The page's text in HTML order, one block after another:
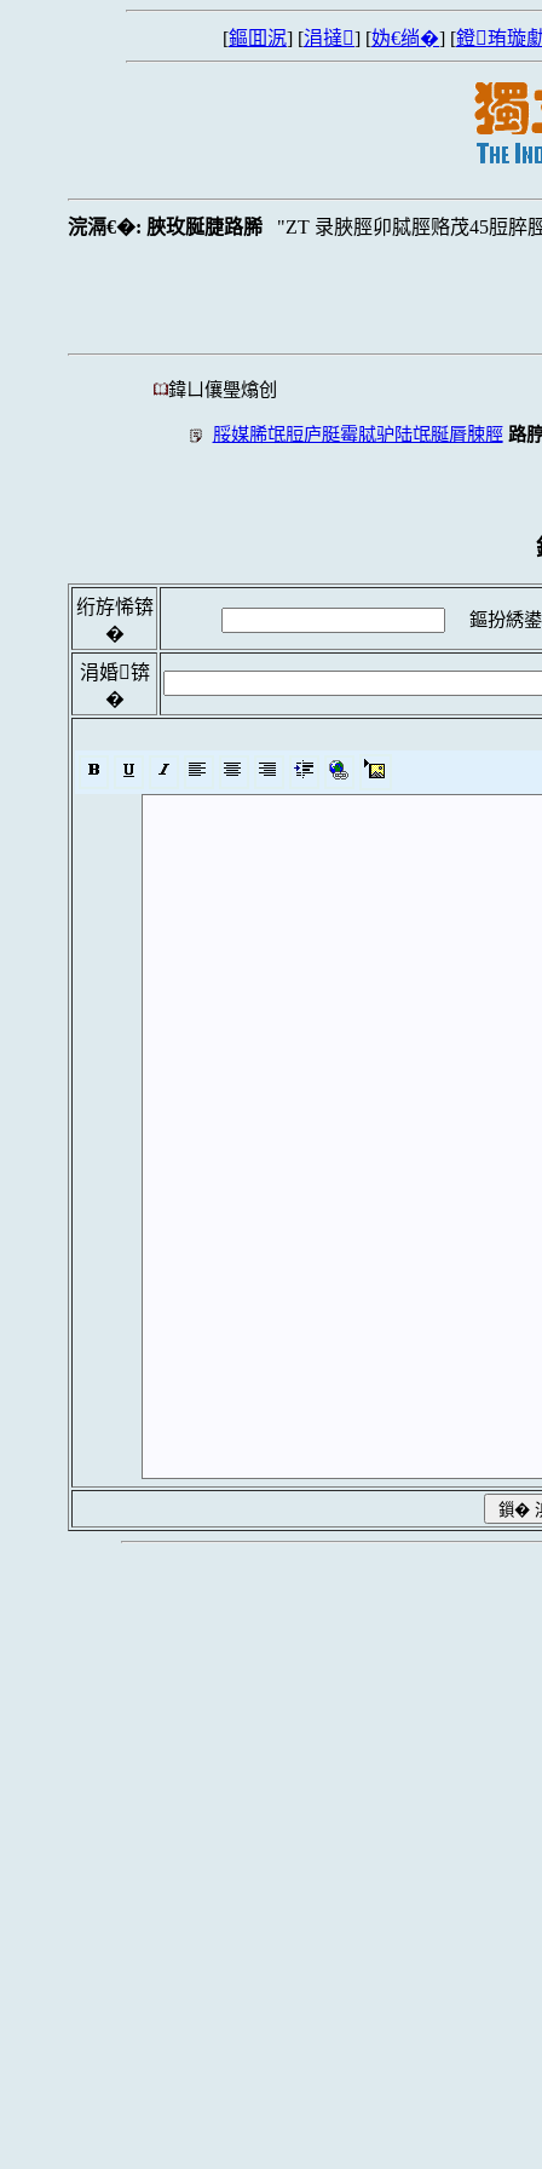
[鏂囬泦] [涓撻] [妫€绱�] [鐙珛璇
浣滆€�: 脥玫脠脻路脪 ZT 录脥脛卯脦脛赂茂45脰脺
鍏ㄩ儴璺熻创
脮媒脪氓脰庐脡霉脦驴陆氓脠脣脨脛 路
绗斿悕锛
�
鏂扮綉
涓婚锛
�